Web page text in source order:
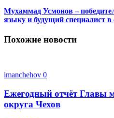
Мухаммад Усмонов –
языку и будущий специалист в
Похожие новости
imanchehov 0
Ежегодный отчёт Главы
округа Чехов